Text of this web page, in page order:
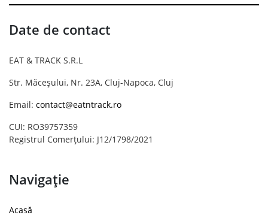
Date de contact
EAT & TRACK S.R.L
Str. Măceșului, Nr. 23A, Cluj-Napoca, Cluj
Email: contact@eatntrack.ro
CUI: RO39757359
Registrul Comerțului: J12/1798/2021
Navigație
Acasă